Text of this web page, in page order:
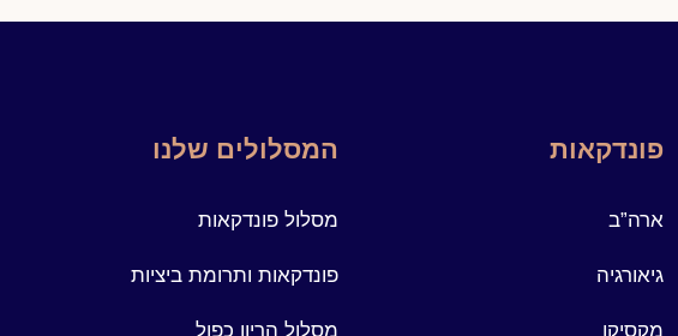
פונדקאות
ארה”ב
גיאורגיה
מקסיקו
המסלולים שלנו
מסלול פונדקאות
פונדקאות ותרומת ביציות
מסלול הריון כפול